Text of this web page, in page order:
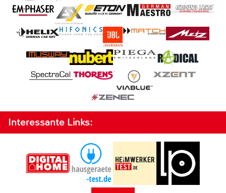
Interessante Links: